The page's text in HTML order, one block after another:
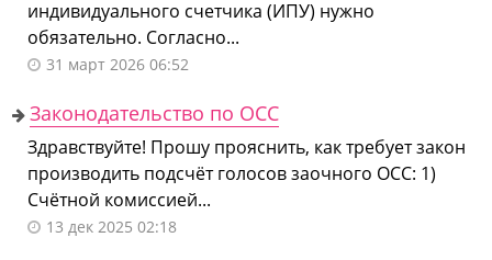
индивидуального счетчика (ИПУ) нужно
обязательно. Согласно...
31 март 2026 06:52
Законодательство по ОСС
Здравствуйте! Прошу прояснить, как требует закон
производить подсчёт голосов заочного ОСС: 1)
Счётной комиссией...
13 дек 2025 02:18